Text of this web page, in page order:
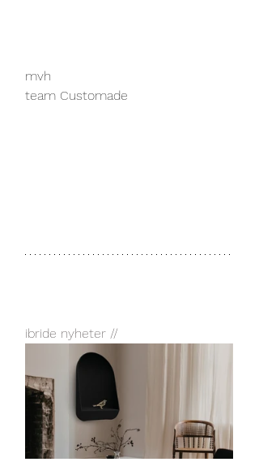
mvh
team Customade
ibride nyheter //